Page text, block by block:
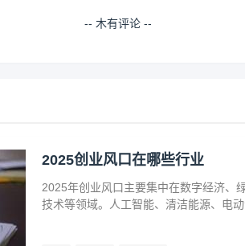
-- 木有评论 --
2025创业风口在哪些行业
2025年创业风口主要集中在数字经济、
技术等领域。人工智能、清洁能源、电